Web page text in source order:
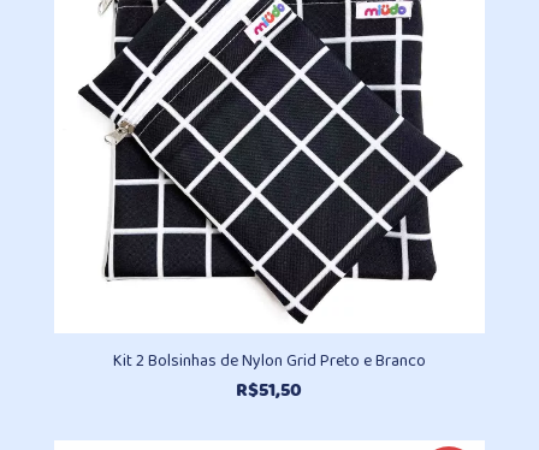
Kit 2 Bolsinhas de Nylon Grid Preto e Branco
R$51,50